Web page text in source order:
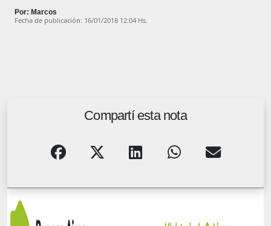
Por: Marcos
Fecha de publicación: 16/01/2018 12:04 Hs.
Compartí esta nota